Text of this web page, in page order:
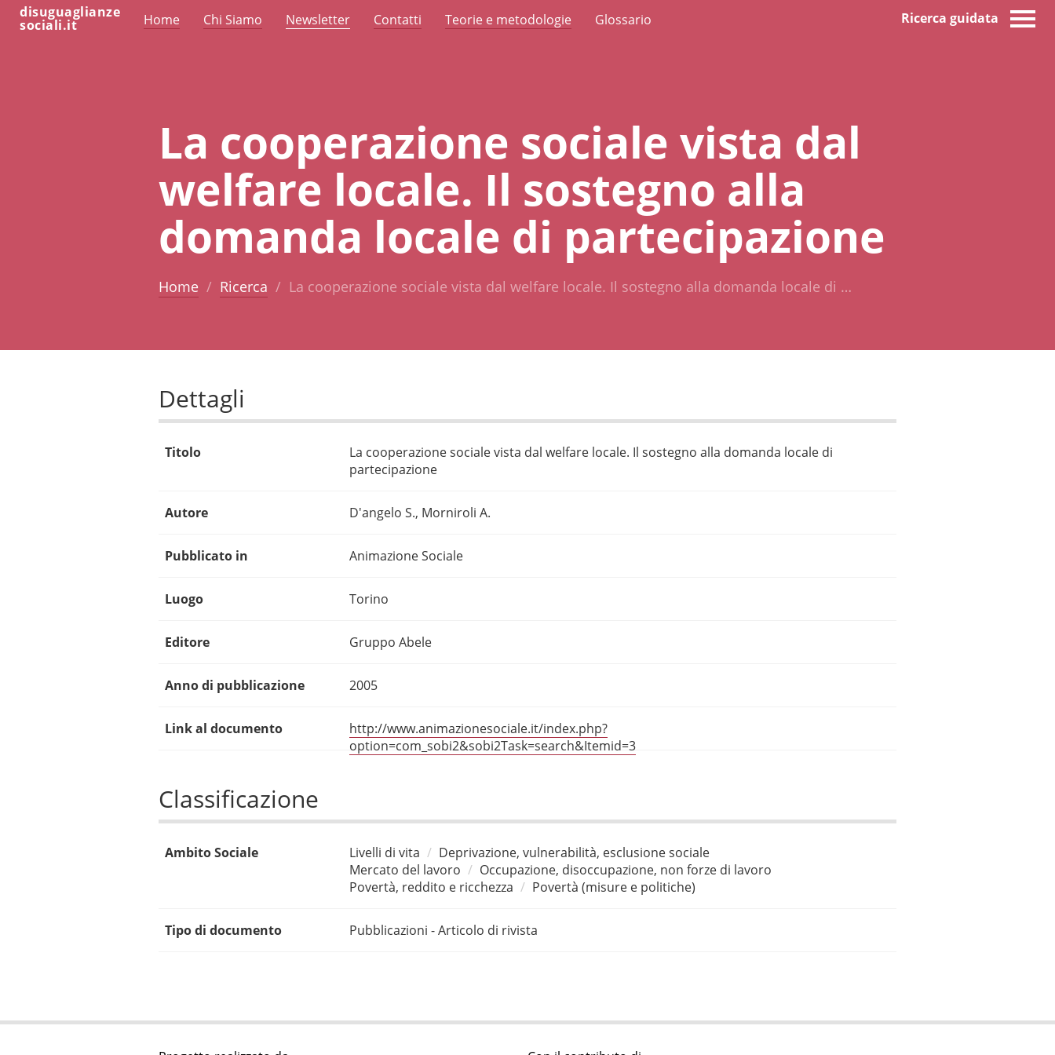
disuguaglianze
sociali.it Home Chi Siamo Newsletter Contatti Teorie e metodologie Glossario Ricerca guidata
La cooperazione sociale vista dal
welfare locale. Il sostegno alla
domanda locale di partecipazione
Home Ricerca La cooperazione sociale vista dal welfare locale. Il sostegno alla domanda locale di …
Dettagli
Titolo
La cooperazione sociale vista dal welfare locale. Il sostegno alla domanda locale di
partecipazione
Autore D'angelo S., Morniroli A.
Pubblicato in Animazione Sociale
Luogo Torino
Editore Gruppo Abele
Anno di pubblicazione 2005
Link al documento
http://www.animazionesociale.it/index.php?
option=com_sobi2&sobi2Task=search&Itemid=3
Classificazione
Ambito Sociale Livelli di vita
Deprivazione, vulnerabilità, esclusione sociale
Mercato del lavoro
Occupazione, disoccupazione, non forze di lavoro
Povertà, reddito e ricchezza
Povertà (misure e politiche)
Tipo di documento Pubblicazioni - Articolo di rivista